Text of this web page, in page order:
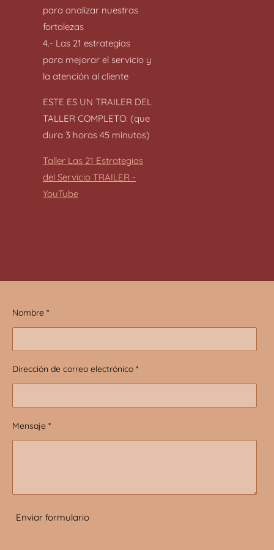
para analizar nuestras
fortalezas
4.- Las 21 estrategias
para mejorar el servicio y
la atención al cliente
ESTE ES UN TRAILER DEL
TALLER COMPLETO: (que
dura 3 horas 45 minutos)
Taller Las 21 Estrategias
del Servicio TRAILER -
YouTube
Nombre *
Dirección de correo electrónico *
Mensaje *
Enviar formulario